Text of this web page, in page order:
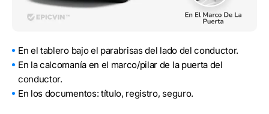
En el tablero bajo el parabrisas del lado del conductor.
En la calcomanía en el marco/pilar de la puerta del
conductor.
En los documentos: título, registro, seguro.